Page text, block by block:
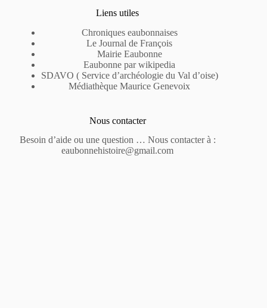
Liens utiles
Chroniques eaubonnaises
Le Journal de François
Mairie Eaubonne
Eaubonne par wikipedia
SDAVO ( Service d’archéologie du Val d’oise)
Médiathèque Maurice Genevoix
Nous contacter
Besoin d’aide ou une question … Nous contacter à :
eaubonnehistoire@gmail.com